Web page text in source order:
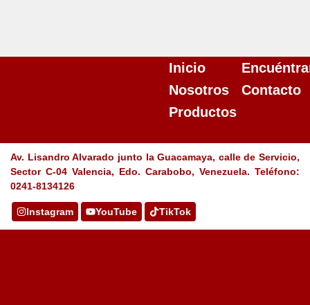
Inicio
Nosotros
Productos
Contacto
Av. Lisandro Alvarado junto la Guacamaya, calle de Servicio,
Sector C-04 Valencia, Edo. Carabobo, Venezuela. Teléfono:
0241-8134126
Instagram YouTube TikTok